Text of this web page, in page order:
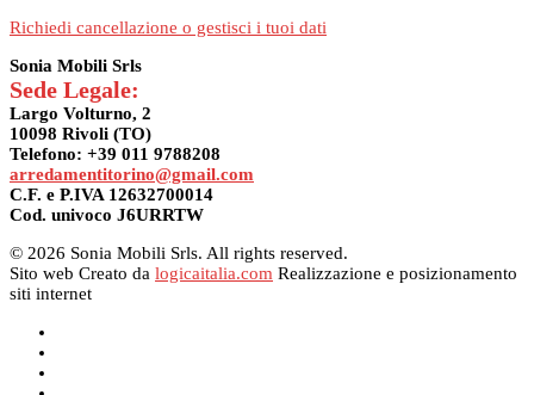
Richiedi cancellazione o gestisci i tuoi dati
Sonia Mobili Srls
Sede Legale:
Largo Volturno, 2
10098 Rivoli (TO)
Telefono: +39 011 9788208
arredamentitorino@gmail.com
C.F. e P.IVA 12632700014
Cod. univoco J6URRTW
© 2026 Sonia Mobili Srls. All rights reserved.
Sito web Creato da logicaitalia.com Realizzazione e posizionamento
siti internet